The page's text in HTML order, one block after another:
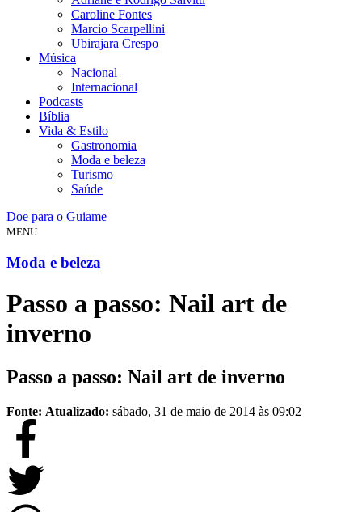
Caroline Fontes
Marcio Scarpellini
Ubirajara Crespo
Música
Nacional
Internacional
Podcasts
Bíblia
Vida & Estilo
Gastronomia
Moda e beleza
Turismo
Saúde
Doe para o Guiame
MENU
Moda e beleza
Passo a passo: Nail art de
inverno
Passo a passo: Nail art de inverno
Fonte: Atualizado: sábado, 31 de maio de 2014 às 09:02